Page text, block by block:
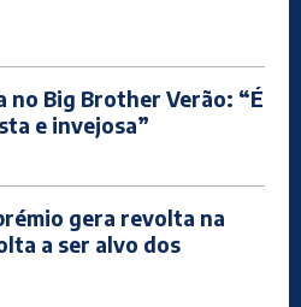
no Big Brother Verão: “É
e invejosa”
gera revolta na
a ser alvo dos